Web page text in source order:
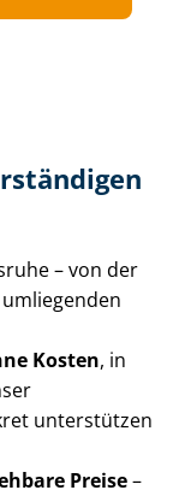
– von der
Kosten, in
unterstützen
Preise–